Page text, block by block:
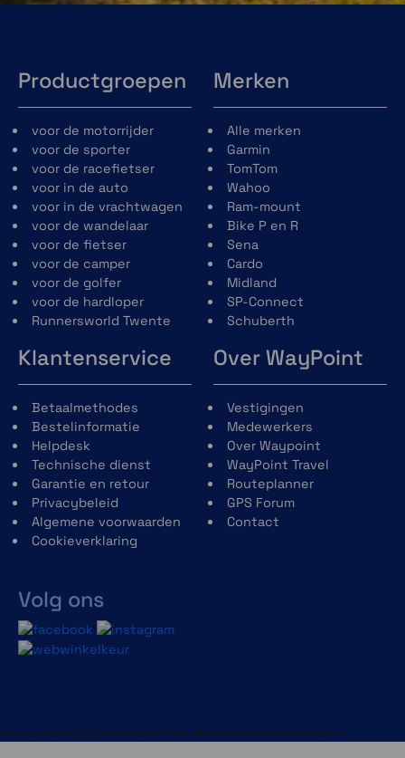
Productgroepen
voor de motorrijder
voor de sporter
voor de racefietser
voor in de auto
voor in de vrachtwagen
voor de wandelaar
voor de fietser
voor de camper
voor de golfer
voor de hardloper
Runnersworld Twente
Merken
Alle merken
Garmin
TomTom
Wahoo
Ram-mount
Bike P en R
Sena
Cardo
Midland
SP-Connect
Schuberth
Klantenservice
Betaalmethodes
Bestelinformatie
Helpdesk
Technische dienst
Garantie en retour
Privacybeleid
Algemene voorwaarden
Cookieverklaring
Volg ons
Over WayPoint
Vestigingen
Medewerkers
Over Waypoint
WayPoint Travel
Routeplanner
GPS Forum
Contact
Copyright © 2013-heden Magento. Alle rechten voorbehouden.